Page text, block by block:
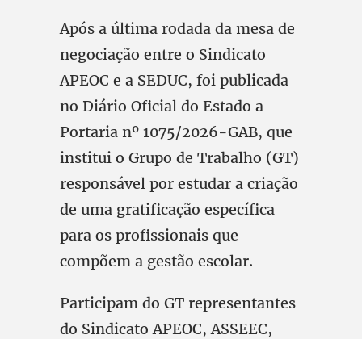
Após a última rodada da mesa de
negociação entre o Sindicato
APEOC e a SEDUC, foi publicada
no Diário Oficial do Estado a
Portaria nº 1075/2026-GAB, que
institui o Grupo de Trabalho (GT)
responsável por estudar a criação
de uma gratificação específica
para os profissionais que
compõem a gestão escolar.
Participam do GT representantes
do Sindicato APEOC, ASSEEC,